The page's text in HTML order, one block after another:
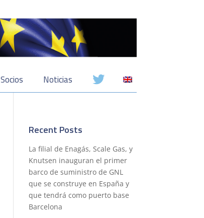
Socios Noticias
Recent Posts
La filial de Enagás, Scale Gas, y
Knutsen inauguran el primer
barco de suministro de GNL
que se construye en España y
que tendrá como puerto base
Barcelona